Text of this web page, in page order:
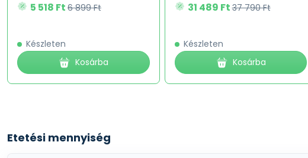
5 518 Ft 6 899 Ft
Készleten
Kosárba
31 489 Ft37 790 Ft
Készleten
Kosárba
Etetési mennyiség